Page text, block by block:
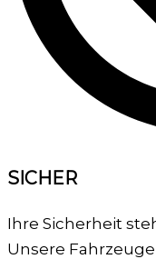
SICHER
Ihre Sicherheit
Unsere